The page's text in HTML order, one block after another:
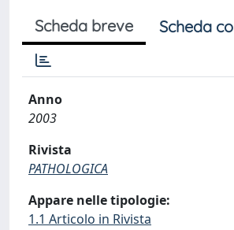
Scheda breve Scheda
Anno
2003
Rivista
PATHOLOGICA
Appare nelle tipologie:
1.1 Articolo in Rivista